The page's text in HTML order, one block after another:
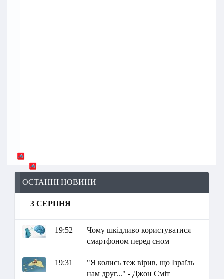
ОСТАННІ НОВИНИ
3 СЕРПНЯ
19:52
Чому шкідливо користуватися
смартфоном перед сном
19:31
"Я колись теж вірив, що Ізраїль
нам друг..." - Джон Сміт